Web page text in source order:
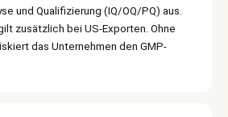
und Qualifizierung (IQ/OQ/PQ) aus.
zusätzlich bei US-Exporten. Ohne
das Unternehmen den GMP-